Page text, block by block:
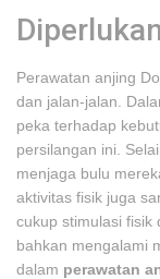
Perawatan anjing
dan jalan-jalan.
peka terhadap
persilangan ini.
menjaga bulu
aktivitas fisik juga
cukup stimulasi fisik
bahkan mengalami
dalam perawatan